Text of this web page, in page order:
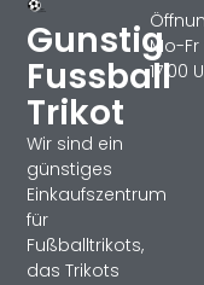
Gunstig
Fussball
Trikot
Wir sind ein
günstiges
Einkaufszentrum
für
Fußballtrikots,
das Trikots
Mo-
17:00